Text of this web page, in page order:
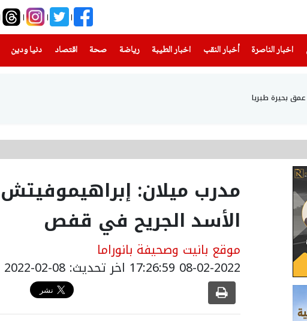
اخبار الناصرة
(current) أخبار النقب اخبار الطيبة(current) رياضة
(current) صحة(current) اقتصاد دنيا ودين
(current)
مدرب ميلان:
الأسد الجريح في قفص
موقع بانيت وصحيفة بانوراما
08-02-2022 17:26:59 اخر تحديث: 08-02-2022 19:26:59